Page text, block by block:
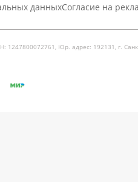
данныхСогласие на
Юр. адрес: 192131, г.